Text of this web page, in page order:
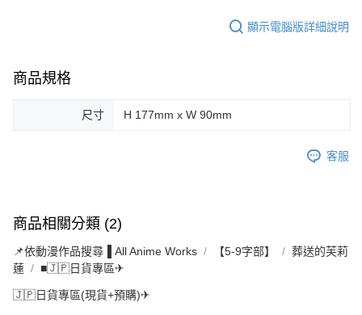
顯示電腦版詳細說明
商品規格
尺寸 H 177mm x W 90mm
客服
商品相關分類 (2)
📌依動漫作品搜尋▐ All Anime Works 【5-9字部】
葬送的芙莉
蓮
■🇯🇵日貨專區✈
🇯🇵日貨專區(現貨+預購)✈